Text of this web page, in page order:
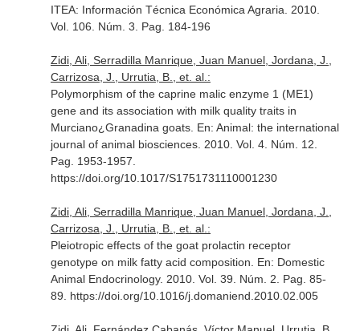
ITEA: Información Técnica Económica Agraria . 2010.
Vol. 106. Núm. 3. Pag. 184-196
Zidi, Ali, Serradilla Manrique, Juan Manuel, Jordana, J.,
Carrizosa, J., Urrutia, B., et. al.:
Polymorphism of the caprine malic enzyme 1 (ME1)
gene and its association with milk quality traits in
Murciano¿Granadina goats. En: Animal: the international
journal of animal biosciences. 2010. Vol. 4. Núm. 12.
Pag. 1953-1957.
https://doi.org/10.1017/S1751731110001230
Zidi, Ali, Serradilla Manrique, Juan Manuel, Jordana, J.,
Carrizosa, J., Urrutia, B., et. al.:
Pleiotropic effects of the goat prolactin receptor
genotype on milk fatty acid composition. En: Domestic
Animal Endocrinology. 2010. Vol. 39. Núm. 2. Pag. 85-
89. https://doi.org/10.1016/j.domaniend.2010.02.005